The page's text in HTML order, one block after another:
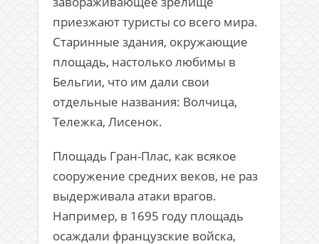
приезжают туристы со всего мира.
Старинные здания, окружающие
площадь, настолько любимы в
Бельгии, что им дали свои
отдельные названия: Волчица,
Тележка, Лисенок.
Площадь Гран-Плас, как всякое
сооружение средних веков, не раз
выдерживала атаки врагов.
Например, в 1695 году площадь
осаждали французские войска,